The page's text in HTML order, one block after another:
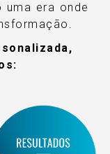
uma era onde